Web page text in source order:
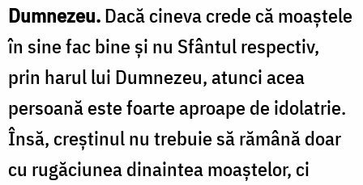
Dumnezeu.Dacă cineva crede că moaştele
în sine fac bine şi nu Sfântul respectiv,
prin harul lui Dumnezeu, atunci acea
persoană este foarte aproape de idolatrie.
Însă, creştinul nu trebuie să rămână doar
cu rugăciunea dinaintea moaştelor, ci